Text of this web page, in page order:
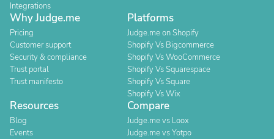
Integrations
Why Judge.me
Pricing
Customer support
Security & compliance
Trust portal
Trust manifesto
Platforms
Judge.me on Shopify
Shopify Vs Bigcommerce
Shopify Vs WooCommerce
Shopify Vs Squarespace
Shopify Vs Square
Shopify Vs Wix
Resources
Blog
Events
Compare
Judge.me vs Loox
Judge.me vs Yotpo